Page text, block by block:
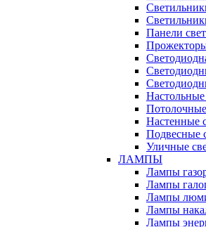
Панели
Настенные
Подвесные
Уличные
ЛАМПЫ
Лампы
Лампы
Лампы
Лампы
Лампы